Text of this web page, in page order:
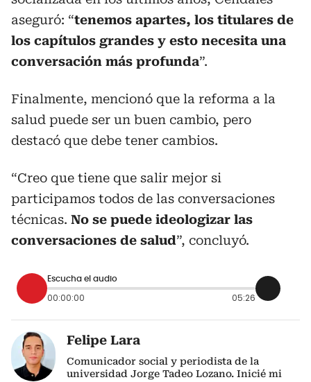
aseguró: “tenemos apartes, los titulares de
los capítulos grandes y esto necesita una
conversación más profunda”.
Finalmente, mencionó que la reforma a la
salud puede ser un buen cambio, pero
destacó que debe tener cambios.
“Creo que tiene que salir mejor si
participamos todos de las conversaciones
técnicas. No se puede ideologizar las
conversaciones de salud”, concluyó.
Escucha el audio
00:00:00 05:26
Felipe Lara
Comunicador social y periodista de la
universidad Jorge Tadeo Lozano. Inicié mi